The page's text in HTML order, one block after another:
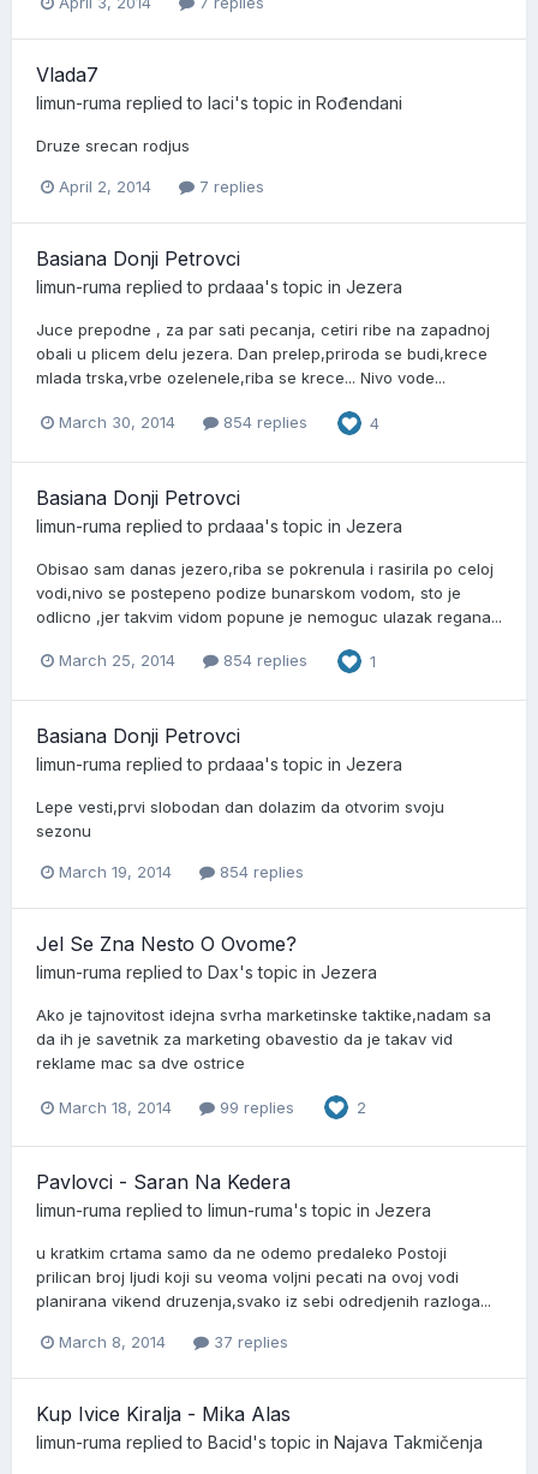
Vlada7
limun-ruma replied to laci's topic in Rođendani
Druze srecan rodjus
April 2, 2014 7 replies
Basiana Donji Petrovci
limun-ruma replied to prdaaa's topic in Jezera
Juce prepodne , za par sati pecanja, cetiri ribe na zapadnoj
obali u plicem delu jezera. Dan prelep,priroda se budi,krece
mlada trska,vrbe ozelenele,riba se krece... Nivo vode...
March 30, 2014 854 replies 4
Basiana Donji Petrovci
limun-ruma replied to prdaaa's topic in Jezera
Obisao sam danas jezero,riba se pokrenula i rasirila po celoj
vodi,nivo se postepeno podize bunarskom vodom, sto je
odlicno ,jer takvim vidom popune je nemoguc ulazak regana...
March 25, 2014 854 replies 1
Basiana Donji Petrovci
limun-ruma replied to prdaaa's topic in Jezera
Lepe vesti,prvi slobodan dan dolazim da otvorim svoju
sezonu
March 19, 2014 854 replies
Jel Se Zna Nesto O Ovome?
limun-ruma replied to Dax's topic in Jezera
Ako je tajnovitost idejna svrha marketinske taktike,nadam sa
da ih je savetnik za marketing obavestio da je takav vid
reklame mac sa dve ostrice
March 18, 2014 99 replies 2
Pavlovci - Saran Na Kedera
limun-ruma replied to limun-ruma's topic in Jezera
u kratkim crtama samo da ne odemo predaleko Postoji
prilican broj ljudi koji su veoma voljni pecati na ovoj vodi
planirana vikend druzenja,svako iz sebi odredjenih razloga...
March 8, 2014 37 replies
Kup Ivice Kiralja - Mika Alas
limun-ruma replied to Bacid's topic in Najava Takmičenja